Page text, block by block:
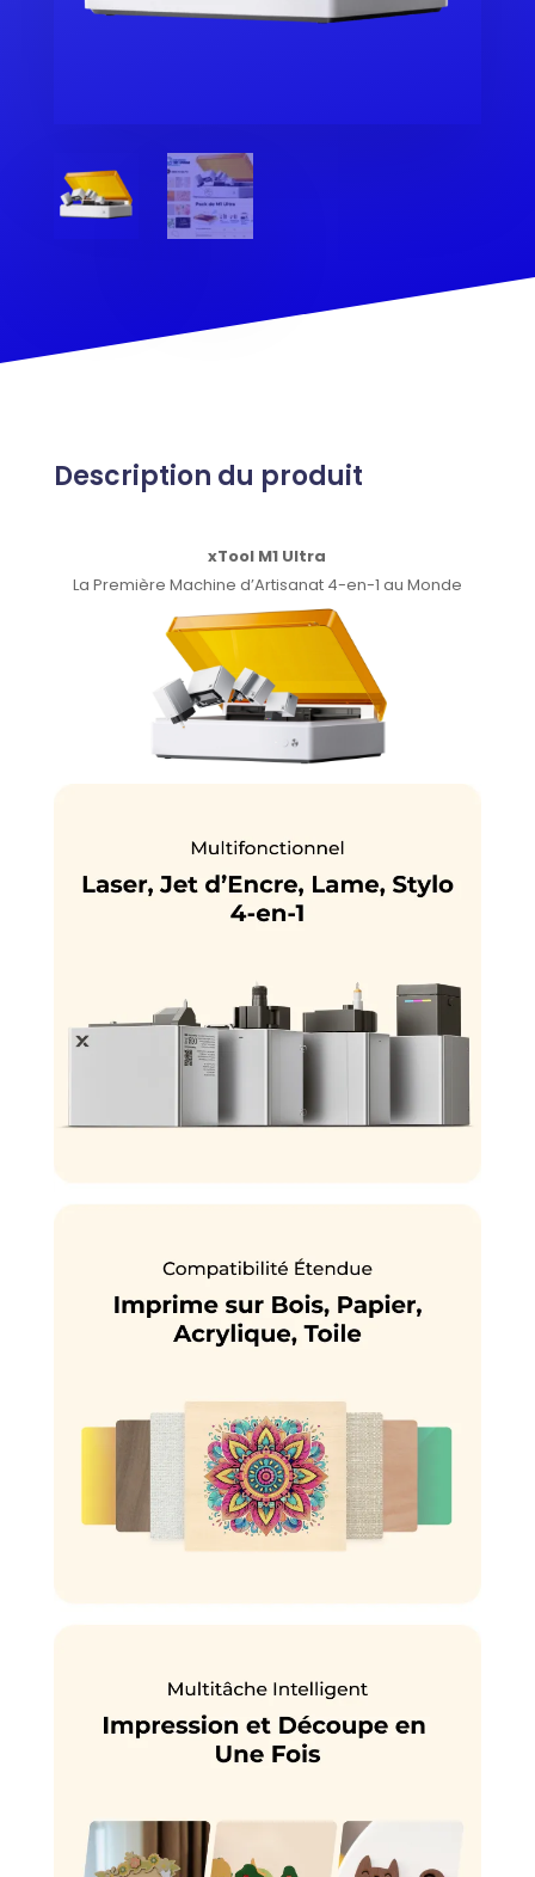
Description du produit
xTool M1 Ultra
La Première Machine d’Artisanat 4-en-1 au Monde